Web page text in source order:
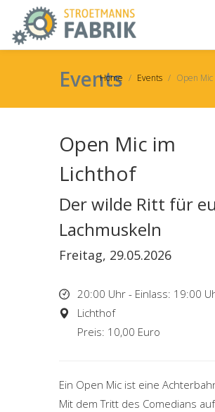
Events
Home Events Open
Open Mic im
Lichthof
Der wilde Ritt für
Lachmuskeln
Freitag, 29.05.2026
20:00 Uhr - Einlass: 19:00
Lichthof
Preis: 10,00 Euro
Ein Open Mic ist eine
Mit dem Tritt des Comedians